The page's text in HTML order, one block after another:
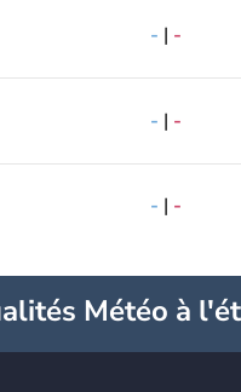
- | -
- | -
- | -
Météo à